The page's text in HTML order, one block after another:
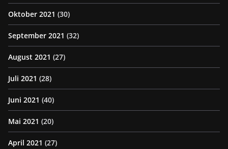
Oktober 2021 (30)
September 2021 (32)
August 2021 (27)
Juli 2021 (28)
Juni 2021 (40)
Mai 2021 (20)
April 2021 (27)